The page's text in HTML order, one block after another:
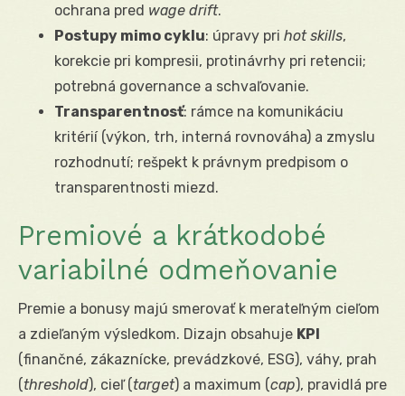
ochrana pred wage drift.
Postupy mimo cyklu: úpravy pri hot skills,
korekcie pri kompresii, protinávrhy pri retencii;
potrebná governance a schvaľovanie.
Transparentnosť: rámce na komunikáciu
kritérií (výkon, trh, interná rovnováha) a zmyslu
rozhodnutí; rešpekt k právnym predpisom o
transparentnosti miezd.
Premiové a krátkodobé
variabilné odmeňovanie
Premie a bonusy majú smerovať k merateľným cieľom
a zdieľaným výsledkom. Dizajn obsahuje KPI
(finančné, zákaznícke, prevádzkové, ESG), váhy, prah
(threshold), cieľ (target) a maximum (cap), pravidlá pre